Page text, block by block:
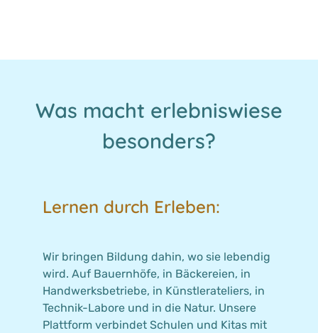
Was macht erlebniswiese
besonders?
Lernen durch Erleben:
Wir bringen Bildung dahin, wo sie lebendig
wird. Auf Bauernhöfe, in Bäckereien, in
Handwerksbetriebe, in Künstlerateliers, in
Technik-Labore und in die Natur. Unsere
Plattform verbindet Schulen und Kitas mit